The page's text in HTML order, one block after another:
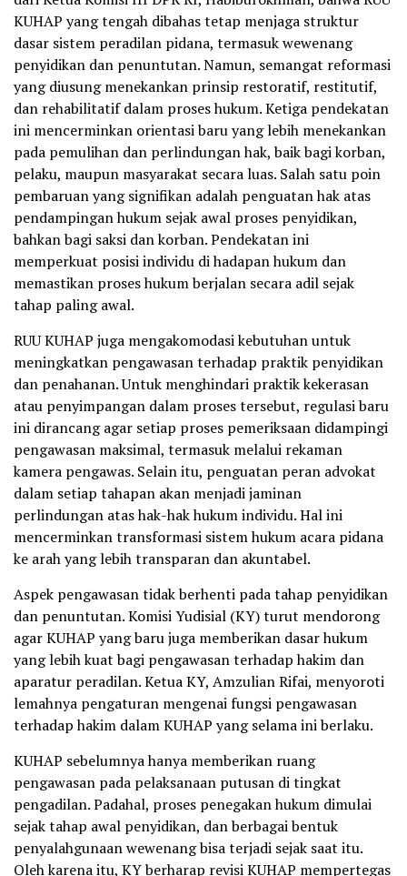
KUHAP yang tengah dibahas tetap menjaga struktur
dasar sistem peradilan pidana, termasuk wewenang
penyidikan dan penuntutan. Namun, semangat reformasi
yang diusung menekankan prinsip restoratif, restitutif,
dan rehabilitatif dalam proses hukum. Ketiga pendekatan
ini mencerminkan orientasi baru yang lebih menekankan
pada pemulihan dan perlindungan hak, baik bagi korban,
pelaku, maupun masyarakat secara luas. Salah satu poin
pembaruan yang signifikan adalah penguatan hak atas
pendampingan hukum sejak awal proses penyidikan,
bahkan bagi saksi dan korban. Pendekatan ini
memperkuat posisi individu di hadapan hukum dan
memastikan proses hukum berjalan secara adil sejak
tahap paling awal.
RUU KUHAP juga mengakomodasi kebutuhan untuk
meningkatkan pengawasan terhadap praktik penyidikan
dan penahanan. Untuk menghindari praktik kekerasan
atau penyimpangan dalam proses tersebut, regulasi baru
ini dirancang agar setiap proses pemeriksaan didampingi
pengawasan maksimal, termasuk melalui rekaman
kamera pengawas. Selain itu, penguatan peran advokat
dalam setiap tahapan akan menjadi jaminan
perlindungan atas hak-hak hukum individu. Hal ini
mencerminkan transformasi sistem hukum acara pidana
ke arah yang lebih transparan dan akuntabel.
Aspek pengawasan tidak berhenti pada tahap penyidikan
dan penuntutan. Komisi Yudisial (KY) turut mendorong
agar KUHAP yang baru juga memberikan dasar hukum
yang lebih kuat bagi pengawasan terhadap hakim dan
aparatur peradilan. Ketua KY, Amzulian Rifai, menyoroti
lemahnya pengaturan mengenai fungsi pengawasan
terhadap hakim dalam KUHAP yang selama ini berlaku.
KUHAP sebelumnya hanya memberikan ruang
pengawasan pada pelaksanaan putusan di tingkat
pengadilan. Padahal, proses penegakan hukum dimulai
sejak tahap awal penyidikan, dan berbagai bentuk
penyalahgunaan wewenang bisa terjadi sejak saat itu.
Oleh karena itu, KY berharap revisi KUHAP mempertegas